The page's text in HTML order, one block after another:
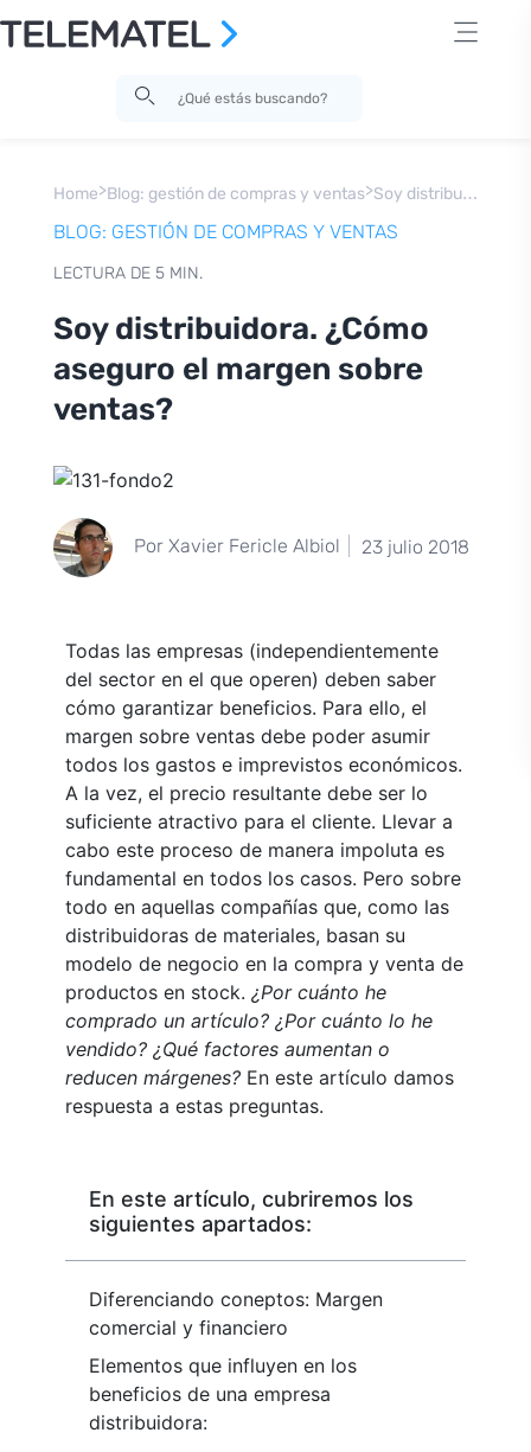
Home>Blog: gestión de compras y ventas> S
oy distribuidora. ¿Cómo aseguro el margen sobre ventas?
BLOG: GESTIÓN DE COMPRAS Y VENTAS
LECTURA DE 5 MIN.
Soy distribuidora. ¿Cómo
aseguro el margen sobre
ventas?
Por Xavier Fericle Albiol 23 julio 2018
Todas las empresas (independientemente
del sector en el que operen) deben saber
cómo garantizar beneficios. Para ello, el
margen sobre ventas debe poder asumir
todos los gastos e imprevistos económicos.
A la vez, el precio resultante debe ser lo
suficiente atractivo para el cliente. Llevar a
cabo este proceso de manera impoluta es
fundamental en todos los casos. Pero sobre
todo en aquellas compañías que, como las
distribuidoras de materiales, basan su
modelo de negocio en la compra y venta de
productos en stock. ¿Por cuánto he
comprado un artículo? ¿Por cuánto lo he
vendido? ¿Qué factores aumentan o
reducen márgenes?En este artículo damos
respuesta a estas preguntas.
En este artículo, cubriremos los
siguientes apartados:
Diferenciando coneptos: Margen
comercial y financiero
Elementos que influyen en los
beneficios de una empresa
distribuidora: